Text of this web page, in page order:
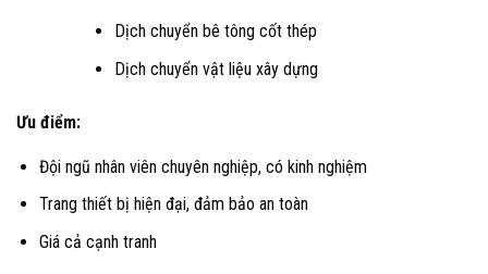
Dịch chuyển bê tông cốt thép
Dịch chuyển vật liệu xây dựng
Ưu điểm:
Đội ngũ nhân viên chuyên nghiệp, có kinh nghiệm
Trang thiết bị hiện đại, đảm bảo an toàn
Giá cả cạnh tranh